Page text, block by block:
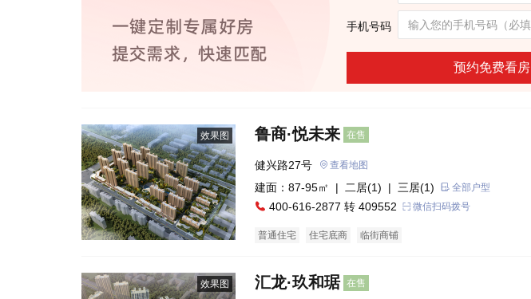
手机号码
预约免费看房
效果图 鲁商·悦未来 在售
健兴路27号 查看地图
建面：87-95㎡ | 二居(1) | 三居(1) 全部户型
400-616-2877 转 409552 微信扫码拨号
普通住宅 住宅底商 临街商铺
效果图 汇龙·玖和琚 在售